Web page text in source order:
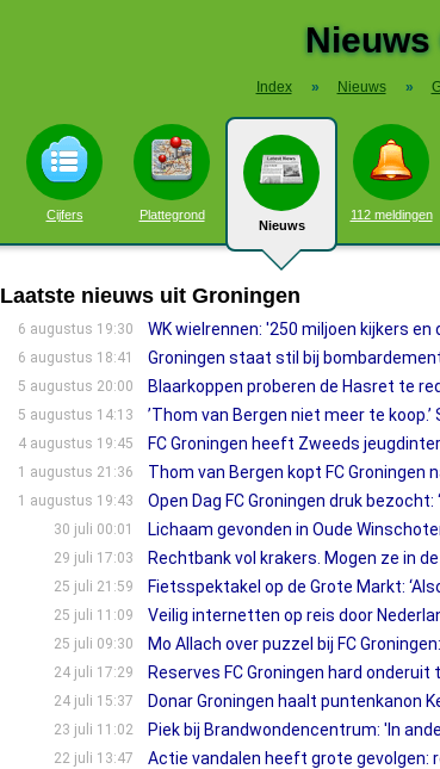
Nieuws
Index » Nieuws »
Cijfers Plattegrond
Nieuws
112 meldingen
Laatste nieuws uit Groningen
6 augustus 19:30 WK wielrennen: '250 miljoen kijkers en
6 augustus 18:41 Groningen staat stil bij
5 augustus 20:00 Blaarkoppen proberen de Hasret te
5 augustus 14:13 ’Thom van Bergen niet meer te
4 augustus 19:45 FC Groningen heeft Zweeds
1 augustus 21:36 Thom van Bergen kopt FC Groningen
1 augustus 19:43 Open Dag FC Groningen druk bezocht:
30 juli 00:01 Lichaam gevonden in Oude
29 juli 17:03 Rechtbank vol krakers. Mogen ze in
25 juli 21:59 Fietsspektakel op de Grote Markt:
25 juli 11:09 Veilig internetten op reis door
25 juli 09:30 Mo Allach over puzzel bij FC
24 juli 17:29 Reserves FC Groningen hard onderuit
24 juli 15:37 Donar Groningen haalt puntenkanon
23 juli 11:02 Piek bij Brandwondencentrum: 'In
22 juli 13:47 Actie vandalen heeft grote gevolgen: